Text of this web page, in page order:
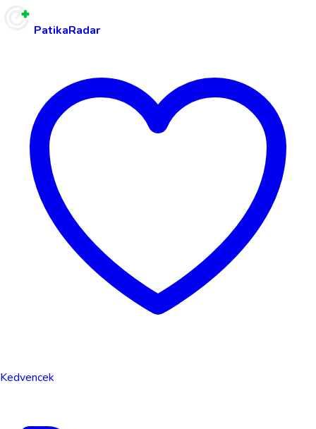
PatikaRadar
Kedvencek